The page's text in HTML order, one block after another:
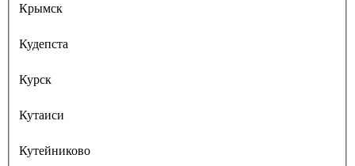
Крымск
Кудепста
Курск
Кутаиси
Кутейниково